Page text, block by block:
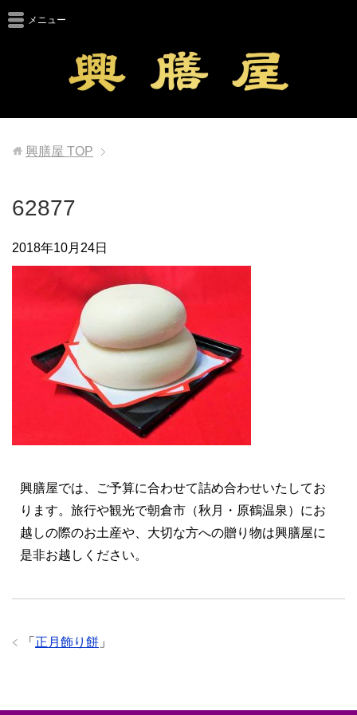
メニュー
興膳屋 TOP
62877
2018年10月24日
興膳屋では、ご予算に合わせて詰め合わせいたしてお
ります。旅行や観光で朝倉市（秋月・原鶴温泉）にお
越しの際のお土産や、大切な方への贈り物は興膳屋に
是非お越しください。
「 正月飾り餅 」